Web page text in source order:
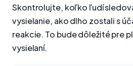
Skontrolujte, koľko ľudí
vysielanie, ako dlho zostali s
reakcie. To bude dôležité pre
vysielaní.